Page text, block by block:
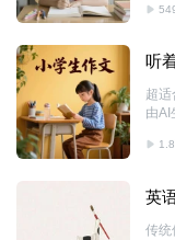
诗
分
小房子。 再慢慢给房子
动，
刷题
写
听
超
由AI生成。 不用盯着书
闹
小事写成满
前时
英
传统